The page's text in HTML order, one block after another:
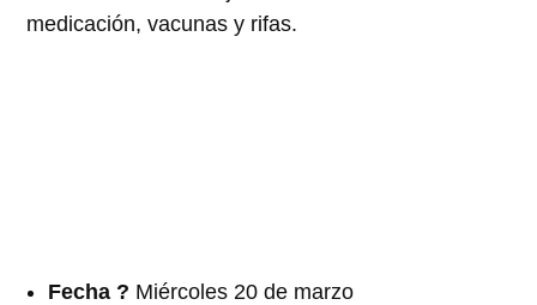
medicación, vacunas y rifas.
Fecha ?️ Miércoles 20 de marzo